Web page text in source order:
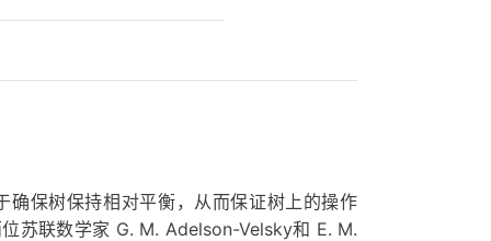
保树保持相对平衡，从而保证树上的操作
苏联数学家 G. M. Adelson-Velsky和 E. M.